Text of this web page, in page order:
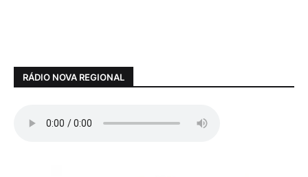
RÁDIO NOVA REGIONAL